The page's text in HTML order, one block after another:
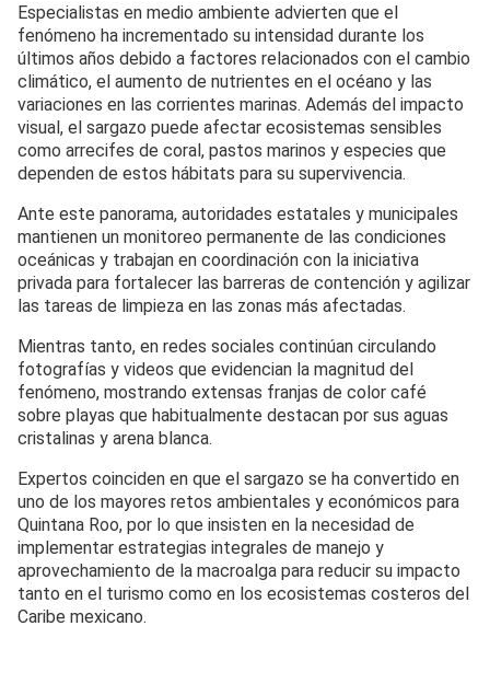
Especialistas en medio ambiente advierten que el
fenómeno ha incrementado su intensidad durante los
últimos años debido a factores relacionados con el cambio
climático, el aumento de nutrientes en el océano y las
variaciones en las corrientes marinas. Además del impacto
visual, el sargazo puede afectar ecosistemas sensibles
como arrecifes de coral, pastos marinos y especies que
dependen de estos hábitats para su supervivencia.
Ante este panorama, autoridades estatales y municipales
mantienen un monitoreo permanente de las condiciones
oceánicas y trabajan en coordinación con la iniciativa
privada para fortalecer las barreras de contención y agilizar
las tareas de limpieza en las zonas más afectadas.
Mientras tanto, en redes sociales continúan circulando
fotografías y videos que evidencian la magnitud del
fenómeno, mostrando extensas franjas de color café
sobre playas que habitualmente destacan por sus aguas
cristalinas y arena blanca.
Expertos coinciden en que el sargazo se ha convertido en
uno de los mayores retos ambientales y económicos para
Quintana Roo, por lo que insisten en la necesidad de
implementar estrategias integrales de manejo y
aprovechamiento de la macroalga para reducir su impacto
tanto en el turismo como en los ecosistemas costeros del
Caribe mexicano.